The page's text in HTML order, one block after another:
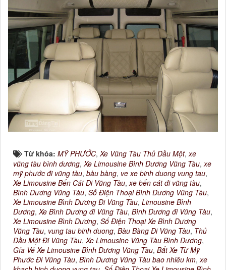
Từ khóa: MỸ PHƯỚC,Xe Vũng Tàu Thủ Dầu Một,xe
vũng tàu bình dương,Xe Limousine Bình Dương Vũng Tàu,xe
mỹ phước đi vũng tàu, bàu bàng, ve xe binh duong vung tau,
Xe Limousine Bến Cát Đi Vũng Tàu,xe bến cát đi vũng tàu,
Bình Dương Vũng Tàu, Số Điện Thoại Bình Dương Vũng Tàu,
Xe Limousine Bình Dương Đi Vũng Tàu, Limousine Bình
Dương,Xe Bình Dương đi Vũng Tàu, Bình Dương đi Vũng Tàu,
Xe Limousine Bình Dương, Số Điện Thoại Xe Bình Dương
Vũng Tàu, vung tau binh duong, Bàu Bàng Đi Vũng Tàu, Thủ
Dầu Một Đi Vũng Tàu,Xe Limousine Vũng Tàu Bình Dương,
Gía Vé Xe Limousine Bình Dương Vũng Tàu, Bắt Xe Từ Mỹ
Phước Đi Vũng Tàu, Bình Dương Vũng Tàu bao nhiêu km,xe